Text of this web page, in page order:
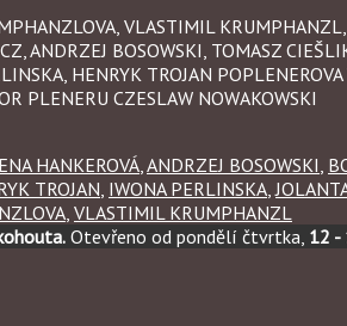
VLASTIMIL KRUMPHANZL,
ANDRZEJ BOSOWSKI, TOMASZ
HENRYK TROJAN
PLENERU CZESLAW NOWAKOWSKI
HANKEROVÁ ANDRZEJ BOSOWSKI
TROJAN IWONA PERLINSKA
VLASTIMIL KRUMPHANZL
Otevřeno od pondělí čtvrtka, 12 -